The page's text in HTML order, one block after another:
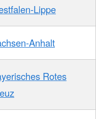
Lippe
Anhalt
Rotes